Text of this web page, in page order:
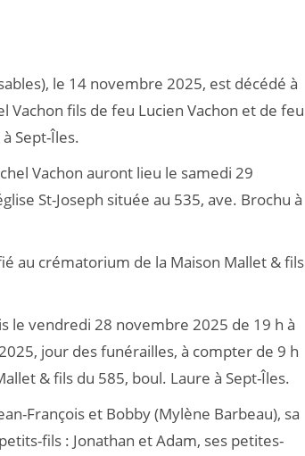
le 14 novembre 2025, est décédé à
Vachon fils de feu Lucien Vachon et de feu
Sept-Îles.
Vachon auront lieu le samedi 29
St-Joseph située au 535, ave. Brochu à
au crématorium de la Maison Mallet & fils
le vendredi 28 novembre 2025 de 19 h à
jour des funérailles, à compter de 9 h
& fils du 585, boul. Laure à Sept-Îles.
François et Bobby (Mylène Barbeau), sa
fils : Jonathan et Adam, ses petites-